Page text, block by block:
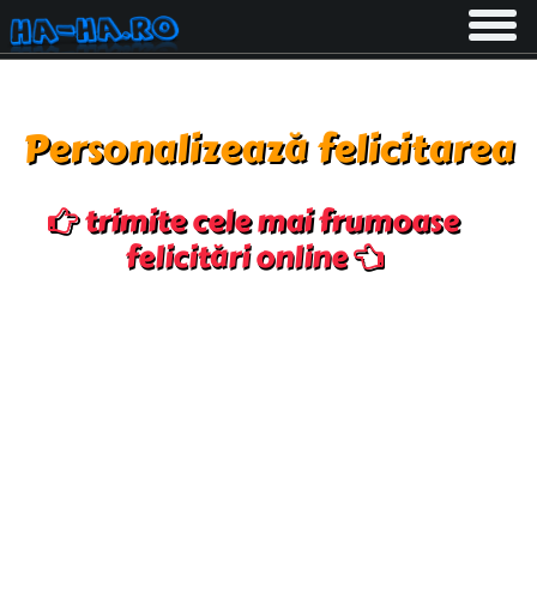
Toggle
Personalizează felicitarea
trimite cele mai frumoase
felicitări online